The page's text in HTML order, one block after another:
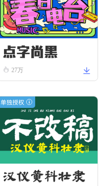
点字尚黑
27万
单独授权
汉仪黄科壮隶